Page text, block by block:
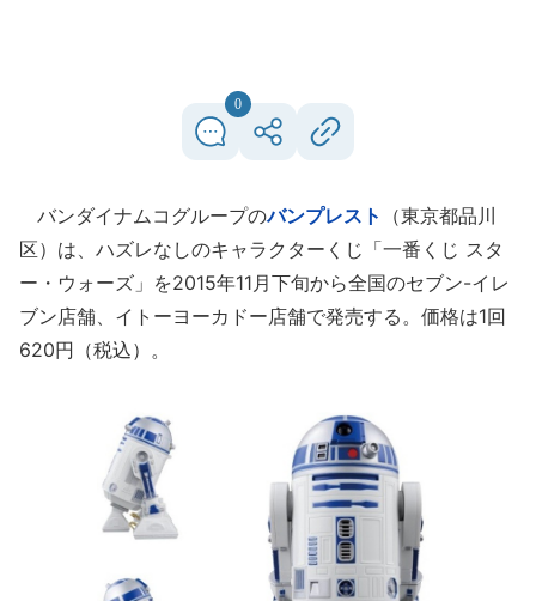
0
バンダイナムコグループのバンプレスト
（東京都品川
区）は、ハズレなしのキャラクターくじ「一番くじ スタ
ー・ウォーズ」を2015年11月下旬から全国のセブン-イレ
ブン店舗、イトーヨーカドー店舗で発売する。価格は1回
620円（税込）。